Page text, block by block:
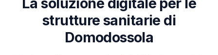
strutture sanitarie di
Domodossola